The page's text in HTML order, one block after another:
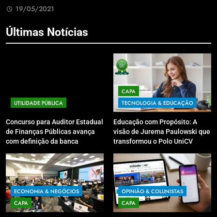
19/05/2021
Últimas Notícias
UTILIDADE PÚBLICA
Concurso para Auditor Estadual
de Finanças Públicas avança
com definição da banca
CAPA
TECNOLOGIA & EDUCAÇÃO
Educação com Propósito: A
visão de Jurema Paulowski que
transformou o Polo UniCV
acolhimento
ECONOMIA & NEGÓCIOS
CAPA
OPINIÃO & COLUNISTAS
CAPA